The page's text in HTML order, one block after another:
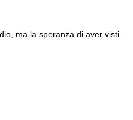
ma la speranza di aver visti